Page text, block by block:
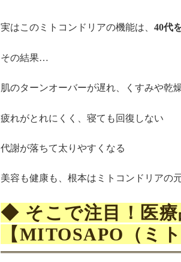
実はこのミトコンドリアの機能は、 40代
その結果…
肌のターンオーバーが遅れ、くすみや乾
疲れがとれにくく、寝ても回復しない
代謝が落ちて太りやすくなる
美容も健康も、根本はミトコンドリアの
◆ そこで注目！医療
【MITOSAPO（ミ